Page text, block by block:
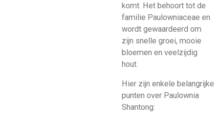
komt. Het behoort tot de
familie Paulowniaceae en
wordt gewaardeerd om
zijn snelle groei, mooie
bloemen en veelzijdig
hout.
Hier zijn enkele belangrijke
punten over Paulownia
Shantong: